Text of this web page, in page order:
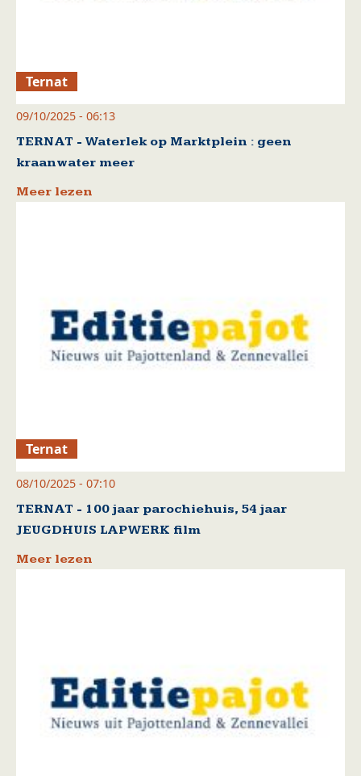
Ternat
09/10/2025 - 06:13
TERNAT - Waterlek op Marktplein : geen
kraanwater meer
Meer lezen
Ternat
08/10/2025 - 07:10
TERNAT - 100 jaar parochiehuis, 54 jaar
JEUGDHUIS LAPWERK film
Meer lezen